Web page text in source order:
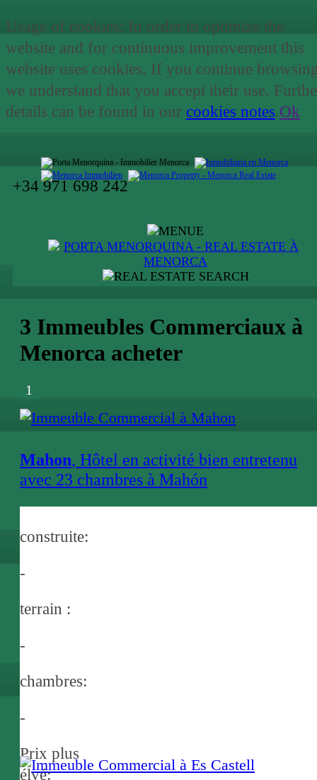
Usage of cookies: In order to optimize the
website and for continuous improvement this
website uses cookies. If you continue
we understand that you accept their use.
details can be found in our cookies notes.Ok
+34 971 698 242
3 Immeubles Commerciaux à
Menorca acheter
1
Mahon, Hôtel en activité bien entretenu
avec 23 chambres à Mahón
construite:
-
terrain :
-
chambres:
-
Prix plus
élvé: